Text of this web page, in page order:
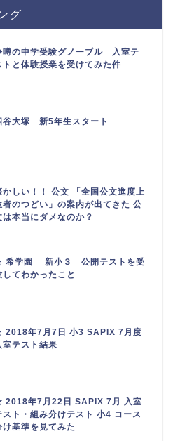
グ
の中学受験グノーブル 入室テ
トと体験授業を受けてみた件
谷大塚 新5年生スタート
かしい！！ 公文 「全国公文進度上
者のつどい」の案内が出てきた 公
は本当にダメなのか？
希学園 新小３ 公開テストを受
してわかったこと
2018年7月7日 小3 SAPIX 7月度
室テスト結果
2018年7月22日 SAPIX 7月 入室
スト・組み分けテスト 小4 コース
け基準を見てみた